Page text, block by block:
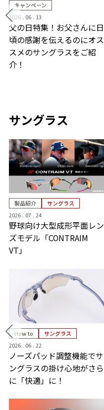
キャンペーン
2026 . 06 . 13
父の日特集！お父さんに日
頃の感謝を伝えるのにオス
スメのサングラスをご紹
介！
サングラス
製品紹介
サングラス
2026 . 07 . 24
野球向け大型成形平面レン
ズモデル「CONTRAIM
VT」
How to
サングラス
2026 . 06 . 22
ノーズパッド調整機能でサ
ングラスの掛け心地がさら
に「快適」に！